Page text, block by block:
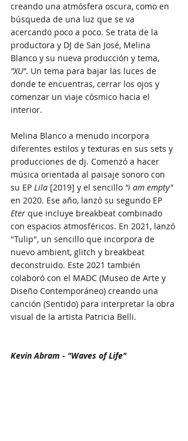
creando una atmósfera oscura, como en
búsqueda de una luz que se va
acercando poco a poco. Se trata de la
productora y DJ de San José, Melina
Blanco y su nueva producción y tema,
"XU". Un tema para bajar las luces de
donde te encuentras, cerrar los ojos y
comenzar un viaje cósmico hacia el
interior.
Melina Blanco a menudo incorpora
diferentes estilos y texturas en sus sets y
producciones de dj. Comenzó a hacer
música orientada al paisaje sonoro con
su EP Lila [2019] y el sencillo "i am empty"
en 2020. Ese año, lanzó su segundo EP
Eter que incluye breakbeat combinado
con espacios atmosféricos. En 2021, lanzó
"Tulip", un sencillo que incorpora de
nuevo ambient, glitch y breakbeat
deconstruido. Este 2021 también
colaboró ​​con el MADC (Museo de Arte y
Diseño Contemporáneo) creando una
canción (Sentido) para interpretar la obra
visual de la artista Patricia Belli.
Kevin Abram - "Waves of Life"